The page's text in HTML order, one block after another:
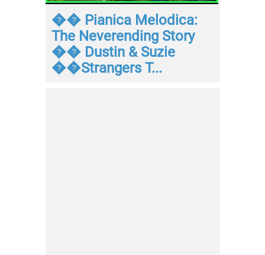
�� Pianica Melodica:
The Neverending Story
�� Dustin & Suzie
��Strangers T...